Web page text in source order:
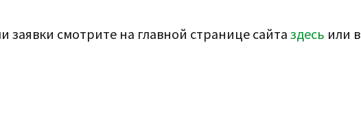
заявки смотрите на главной странице сайтаздесь или в